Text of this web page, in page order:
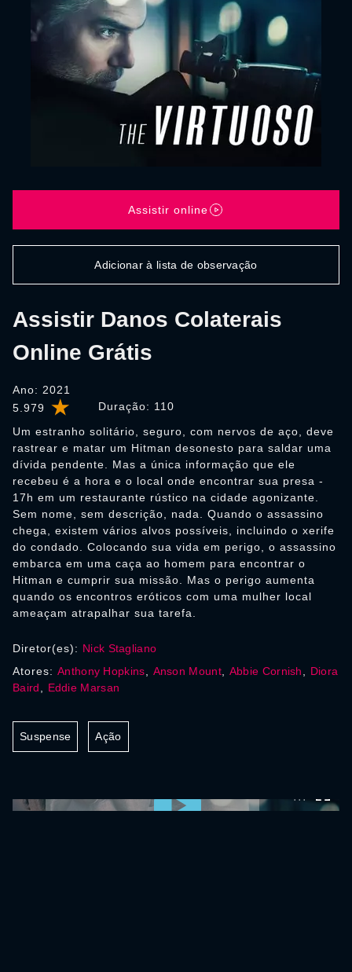
5.979 Duração: 110
Assistir Danos Colaterais
Online Grátis
Ano: 2021
Um estranho solitário, seguro, com nervos de aço, deve
rastrear e matar um Hitman desonesto para saldar uma
dívida pendente. Mas a única informação que ele
recebeu é a hora e o local onde encontrar sua presa -
17h em um restaurante rústico na cidade agonizante.
Sem nome, sem descrição, nada. Quando o assassino
chega, existem vários alvos possíveis, incluindo o xerife
do condado. Colocando sua vida em perigo, o assassino
embarca em uma caça ao homem para encontrar o
Hitman e cumprir sua missão. Mas o perigo aumenta
quando os encontros eróticos com uma mulher local
ameaçam atrapalhar sua tarefa.
Assistir online
Adicionar à lista de observação
Diretor(es): Nick Stagliano
Atores: Anthony Hopkins Anson Mount, Abbie Cornish
Diora
Baird
Eddie Marsan
Suspense Ação